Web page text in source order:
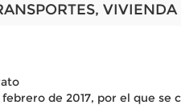
febrero de 2017, por el que